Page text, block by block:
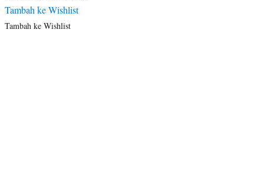
Tambah ke Wishlist
Tambah ke Wishlist